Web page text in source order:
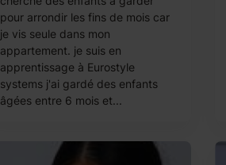
pour arrondir les fins de mois car
je vis seule dans mon
appartement. je suis en
apprentissage à Eurostyle
systems j'ai gardé des enfants
âgées entre 6 mois et...